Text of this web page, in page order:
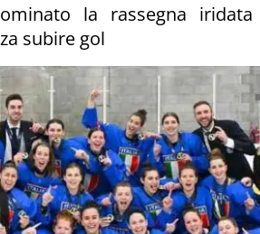
la rassegna
subire gol